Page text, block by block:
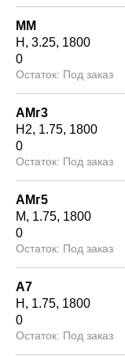
ММ
Н
3.25 1800
0
Под заказ
АМг3
Н2 1.75 1800
0
Под заказ
АМг5
М
1.75 1800
0
Под заказ
А7
Н
1.75 1800
0
Под заказ